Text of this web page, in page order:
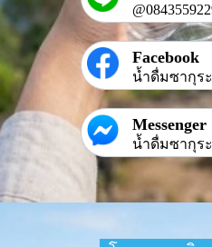
Facebook
น้ำดื่มซากุร
Messenger
น้ำดื่มซากุร